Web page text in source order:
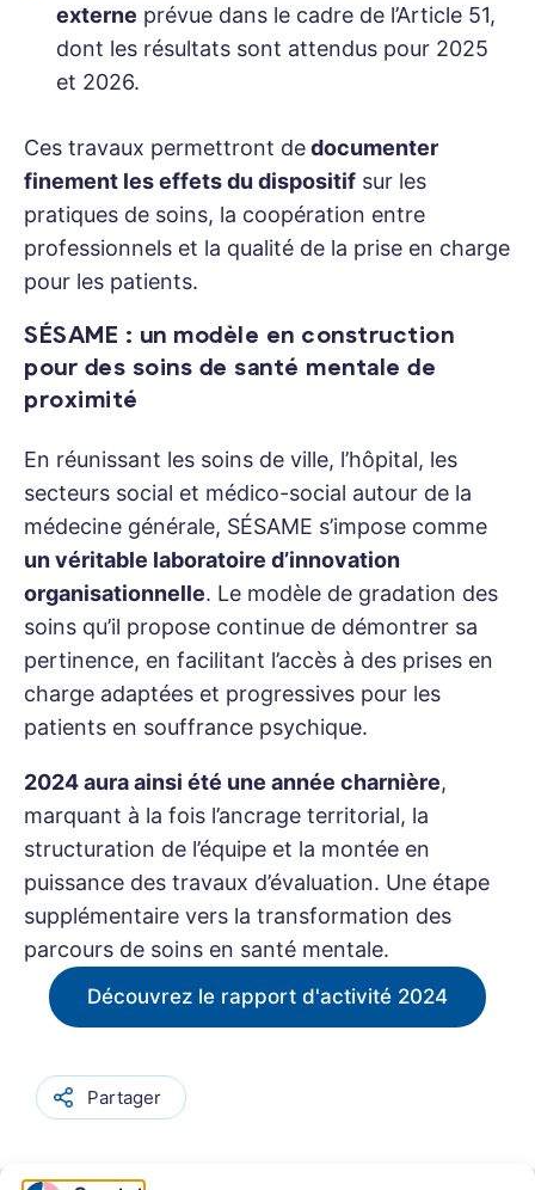
externe prévue dans le cadre de l’Article 51,
dont les résultats sont attendus pour 2025
et 2026.
Ces travaux permettront dedocumenter
finement les effets du dispositif sur les
pratiques de soins, la coopération entre
professionnels et la qualité de la prise en charge
pour les patients.
SÉSAME : un modèle en construction
pour des soins de santé mentale de
proximité
En réunissant les soins de ville, l’hôpital, les
secteurs social et médico-social autour de la
médecine générale, SÉSAME s’impose comme
un véritable laboratoire d’innovation
organisationnelle. Le modèle de gradation des
soins qu’il propose continue de démontrer sa
pertinence, en facilitant l’accès à des prises en
charge adaptées et progressives pour les
patients en souffrance psychique.
2024 aura ainsi été une année charnière,
marquant à la fois l’ancrage territorial, la
structuration de l’équipe et la montée en
puissance des travaux d’évaluation. Une étape
supplémentaire vers la transformation des
parcours de soins en santé mentale.
Découvrez le rapport d'activité 2024
Partager